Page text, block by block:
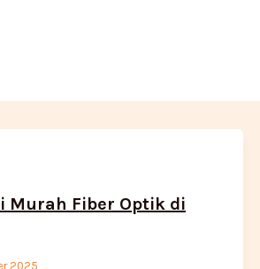
Murah Fiber Optik di
2025